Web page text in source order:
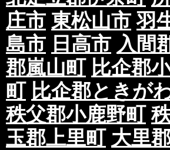
庄市 東松山市 羽
島市 日高市 入間
郡嵐山町 比企郡
町 比企郡ときが
秩父郡小鹿野町
玉郡上里町 大里